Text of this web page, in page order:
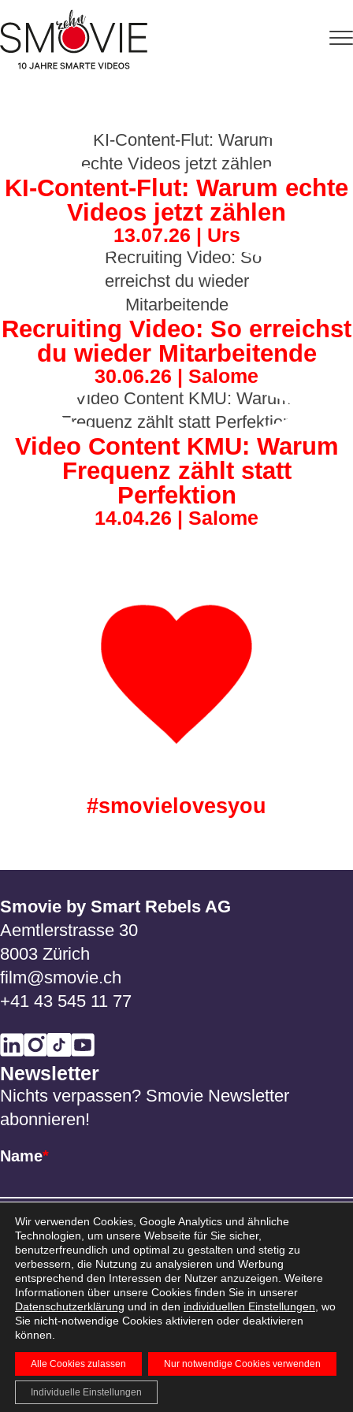
KI-Content-Flut: Warum echte
Videos jetzt zählen
13.07.26 | Urs
Recruiting Video: So erreichst
du wieder Mitarbeitende
30.06.26 | Salome
Video Content KMU: Warum
Frequenz zählt statt
Perfektion
14.04.26 | Salome
#smovielovesyou
Smovie by Smart Rebels AG
Aemtlerstrasse 30
8003 Zürich
film@smovie.ch
+41 43 545 11 77
Newsletter
Nichts verpassen? Smovie Newsletter
abonnieren!
Name*
AGBDatenschutzImpressum
© 2026 Smovie
Wir verwenden Cookies, Google Analytics und ähnliche
Technologien, um unsere Webseite für Sie sicher,
benutzerfreundlich und optimal zu gestalten und stetig zu
verbessern, die Nutzung zu analysieren und Werbung
entsprechend den Interessen der Nutzer anzuzeigen. Weitere
Informationen über unsere Cookies finden Sie in unserer
Datenschutzerklärung und in den individuellen Einstellungen , wo
Sie nicht-notwendige Cookies aktivieren oder deaktivieren
können.
Alle Cookies zulassen Nur notwendige Cookies verwenden
Individuelle Einstellungen